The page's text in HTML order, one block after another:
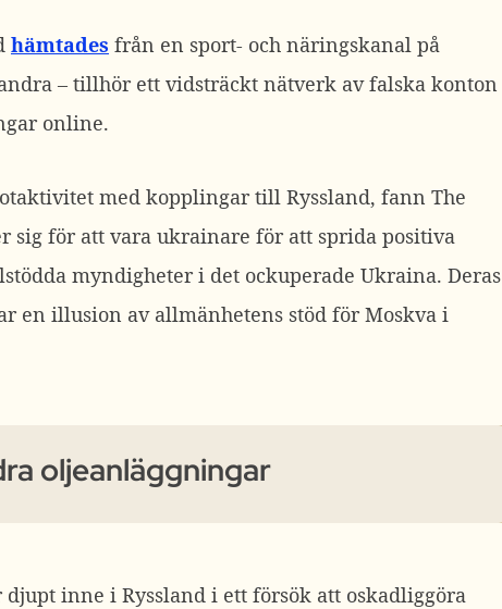
hämtades från en sport- och näringskanal på
– tillhör ett vidsträckt nätverk av falska konton
online.
med kopplingar till Ryssland, fann The
sig för att vara ukrainare för att sprida positiva
myndigheter i det ockuperade Ukraina. Deras
en illusion av allmänhetens stöd för Moskva i
oljeanläggningar
inne i Ryssland i ett försök att oskadliggöra